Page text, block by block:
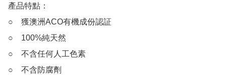
產品特點：
○　獲澳洲ACO有機成份認証
○　100%純天然
○　不含任何人工色素
○　不含防腐劑